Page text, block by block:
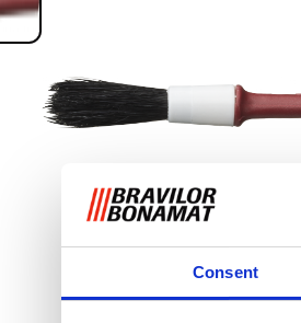
Consent